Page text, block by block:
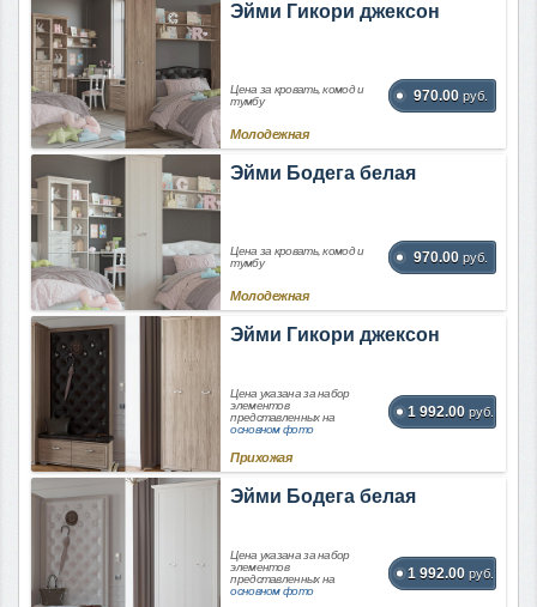
Эйми Гикори джексон
Цена за кровать, комод и
тумбу
970.00 руб.
Молодежная
Эйми Бодега белая
Цена за кровать, комод и
тумбу
970.00 руб.
Молодежная
Эйми Гикори джексон
Цена указана за набор
элементов
представленных на
основном фото
1 992.00 руб.
Прихожая
Эйми Бодега белая
Цена указана за набор
элементов
представленных на
основном фото
1 992.00 руб.